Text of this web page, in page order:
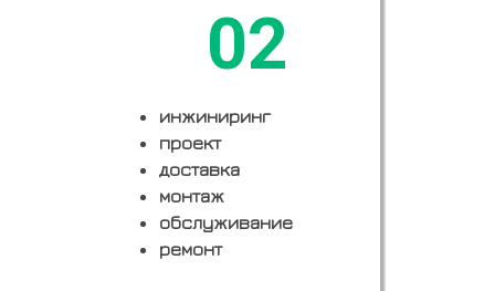
02
инжиниринг
проект
доставка
монтаж
обслуживание
ремонт